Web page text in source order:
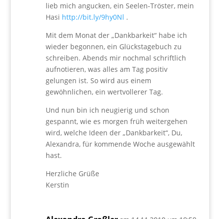
lieb mich angucken, ein Seelen-Tröster, mein
Hasi http://bit.ly/9hy0Nl .
Mit dem Monat der „Dankbarkeit“ habe ich
wieder begonnen, ein Glückstagebuch zu
schreiben. Abends mir nochmal schriftlich
aufnotieren, was alles am Tag positiv
gelungen ist. So wird aus einem
gewöhnlichen, ein wertvollerer Tag.
Und nun bin ich neugierig und schon
gespannt, wie es morgen früh weitergehen
wird, welche Ideen der „Dankbarkeit“, Du,
Alexandra, für kommende Woche ausgewählt
hast.
Herzliche Grüße
Kerstin